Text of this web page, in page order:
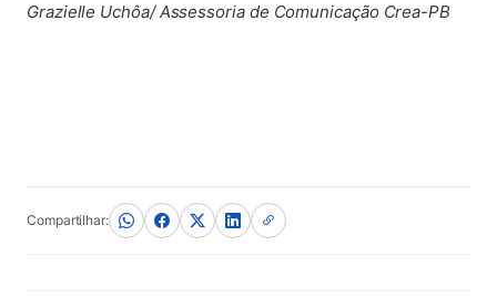
Grazielle Uchôa/ Assessoria de Comunicação Crea-PB
Compartilhar: